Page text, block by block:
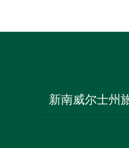
新南威尔士州